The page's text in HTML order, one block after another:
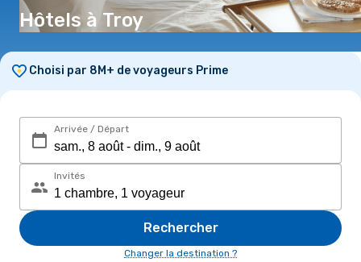
Hôtels à Troy
Choisi par 8M+ de voyageurs Prime
Arrivée / Départ
Invités
Rechercher
Changer la destination ?